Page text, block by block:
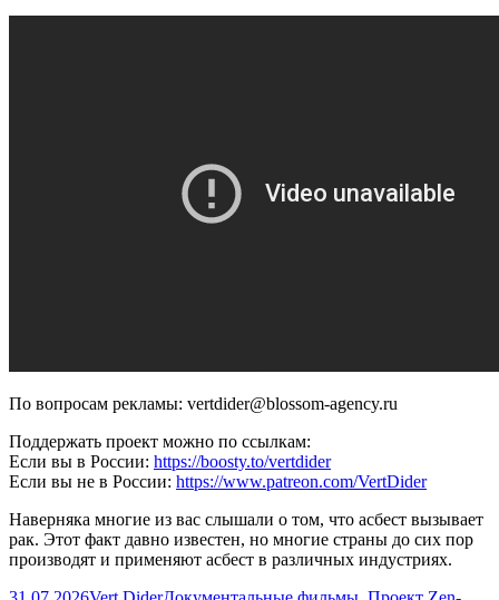
вы
По вопросам рекламы: vertdider@blossom-agency.ru
Поддержать проект можно по ссылкам:
Если вы в России: https://boosty.to/vertdider
Если вы не в России: https://www.patreon.com/VertDider
Наверняка многие из вас слышали о том, что асбест вызывает
рак. Этот факт давно известен, но многие страны до сих пор
производят и применяют асбест в различных индустриях.